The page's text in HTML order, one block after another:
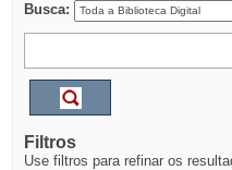
Busca:
Filtros
Use filtros para refinar os